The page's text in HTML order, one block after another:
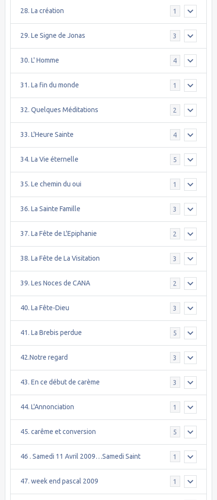
28. La création 1
29. Le Signe de Jonas 3
30. L' Homme 4
31. La fin du monde 1
32. Quelques Méditations 2
33. L'Heure Sainte 4
34. La Vie éternelle 5
35. Le chemin du oui 1
36. La Sainte Famille 3
37. La Fête de L'Epiphanie 2
38. La Fête de La Visitation 3
39. Les Noces de CANA 2
40. La Fête-Dieu 3
41. La Brebis perdue 5
42.Notre regard 3
43. En ce début de carème 3
44. L'Annonciation 1
45. carême et conversion 5
46 . Samedi 11 Avril 2009…Samedi Saint 1
47. week end pascal 2009 1